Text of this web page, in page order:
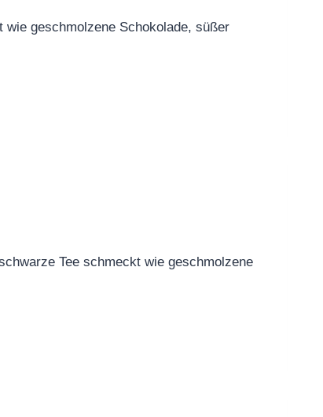
geschmolzene Schokolade, süßer
Tee schmeckt wie geschmolzene